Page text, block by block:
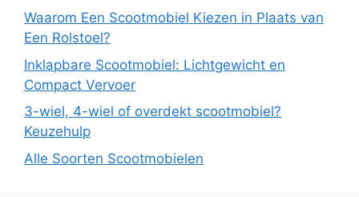
Waarom Een Scootmobiel Kiezen in Plaats van
Een Rolstoel?
Inklapbare Scootmobiel: Lichtgewicht en
Compact Vervoer
3-wiel, 4-wiel of overdekt scootmobiel?
Keuzehulp
Alle Soorten Scootmobielen